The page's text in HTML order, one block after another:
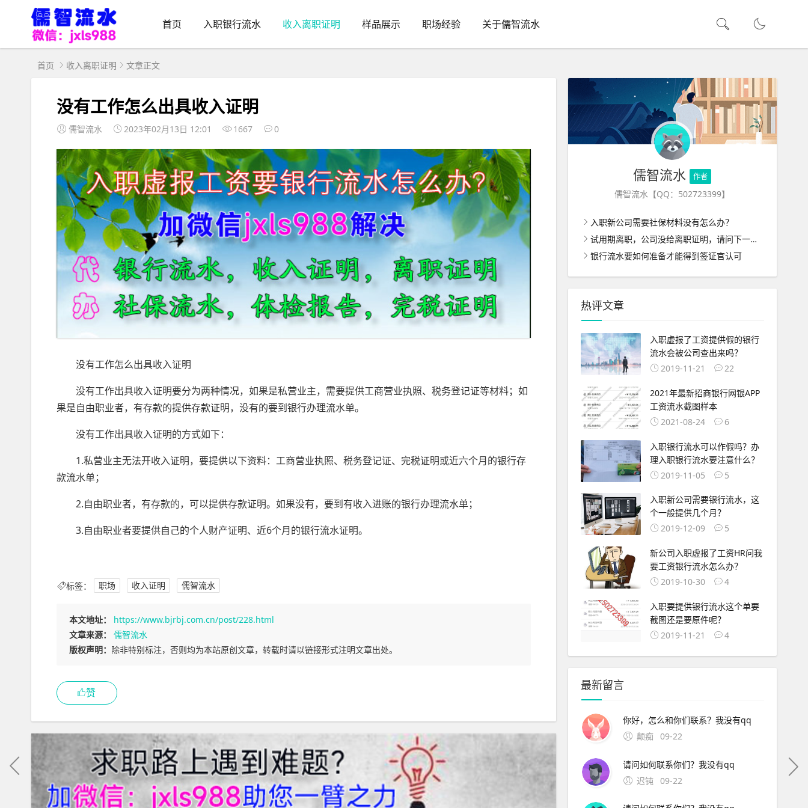
首页 入职银行流水 收入离职证明 样品展示 职场经验 关于儒智流水
首页 收入离职证明 文章正文
没有工作怎么出具收入证明
儒智流水 2023年02月13日 12:01 1667 0
没有工作怎么出具收入证明
没有工作出具收入证明要分为两种情况，如果是私营业主，需要提供工商营业执照、税务登记证等材料；如
果是自由职业者，有存款的提供存款证明，没有的要到银行办理流水单。
没有工作出具收入证明的方式如下：
1.私营业主无法开收入证明，要提供以下资料：工商营业执照、税务登记证、完税证明或近六个月的银行存
款流水单；
2.自由职业者，有存款的，可以提供存款证明。如果没有，要到有收入进账的银行办理流水单；
3.自由职业者要提供自己的个人财产证明、近6个月的银行流水证明。
标签： 职场 收入证明 儒智流水
本文地址：
https://www.bjrbj.com.cn/post/228.html
文章来源：
儒智流水
版权声明： 除非特别标注，否则均为本站原创文章，转载时请以链接形式注明文章出处。
赞
儒智流水 作者
儒智流水【QQ：502723399】
入职新公司需要社保材料没有怎么办？
试用期离职，公司没给离职证明，请问下一家公司入职怎么办呢？
银行流水要如何准备才能得到签证官认可
热评文章
入职虚报了工资提供假的银行
流水会被公司查出来吗？
2019-11-21
22
2021年最新招商银行网银APP
工资流水截图样本
2021-08-24
6
入职银行流水可以作假吗？办
理入职银行流水要注意什么？
2019-11-05
5
入职新公司需要银行流水，这
个一般提供几个月？
2019-12-09
5
新公司入职虚报了工资HR问我
要工资银行流水怎么办？
2019-10-30
4
入职要提供银行流水这个单要
截图还是要原件呢？
2019-11-21
4
最新留言
你好，怎么和你们联系？我没有qq
颠痴 09-22
请问如何联系你们？我没有qq
迟钝 09-22